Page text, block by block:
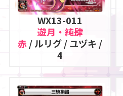
WX13-011
遊月・純肆
赤/ ルリグ / ユヅキ /
4